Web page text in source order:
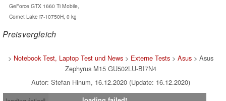
GeForce GTX 1660 Ti Mobile,
Comet Lake i7-10750H, 0 kg
Preisvergleich
> Notebook Test, Laptop Test und News> Externe Tests> Asus> Asus
Zephyrus M15 GU502LU-BI7N4
Autor: Stefan Hinum, 16.12.2020 (Update: 16.12.2020)